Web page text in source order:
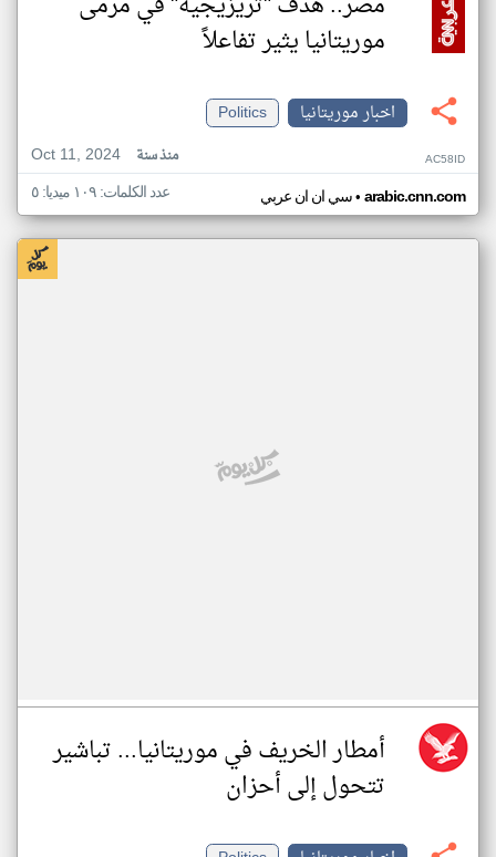
موريتانيا يثير تفاعلاً
اخبار موريتانيا
Politics
Oct 11, 2024
منذ سنة AC58ID
سي ان ان عربي• arabic.cnn.com عدد الكلمات: ١٠٩ ميديا: ٥
أمطار الخريف في موريتانيا... تباشير
تتحول إلى أحزان